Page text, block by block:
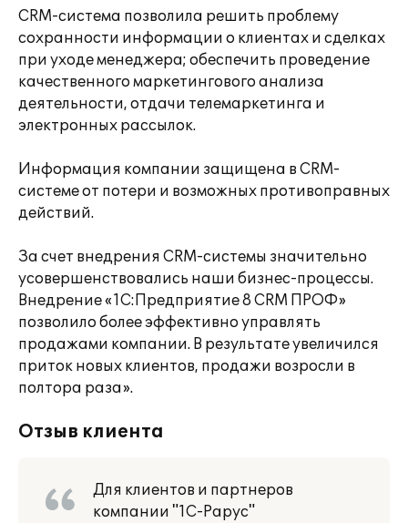
CRM-система позволила решить проблему
сохранности информации о клиентах и сделках
при уходе менеджера; обеспечить проведение
качественного маркетингового анализа
деятельности, отдачи телемаркетинга и
электронных рассылок.
Информация компании защищена в CRM-
системе от потери и возможных противоправных
действий.
За счет внедрения CRM-системы значительно
усовершенствовались наши бизнес-процессы.
Внедрение «1С:Предприятие 8 CRM ПРОФ»
позволило более эффективно управлять
продажами компании. В результате увеличился
приток новых клиентов, продажи возросли в
полтора раза».
Отзыв клиента
Для клиентов и партнеров
компании "1С-Рарус"